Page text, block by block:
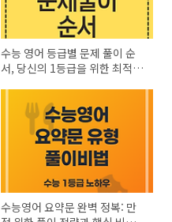
수능 영어 등급별 문제 풀이 순
서, 당신의 1등급을 위한 최적의
수능영어 요약문 완벽 정복: 만